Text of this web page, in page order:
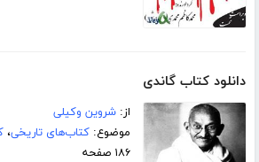
دانلود کتاب گاندی
از:شروین وکیلی
موضوع:کتاب‌های تاریخی،
۱۸۶ صفحه